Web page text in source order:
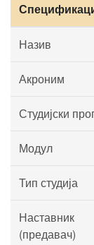
Назив
Акроним
Студијски
Модул
Тип студија
Наставник
(предавач)